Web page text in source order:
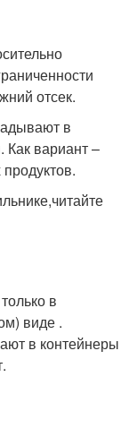
отсек.
в
Как вариант –
в
виде .
в контейнеры